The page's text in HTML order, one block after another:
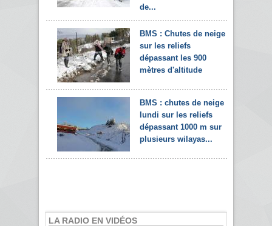
de...
BMS : Chutes de neige
sur les reliefs
dépassant les 900
mètres d'altitude
BMS : chutes de neige
lundi sur les reliefs
dépassant 1000 m sur
plusieurs wilayas...
LA RADIO EN VIDÉOS